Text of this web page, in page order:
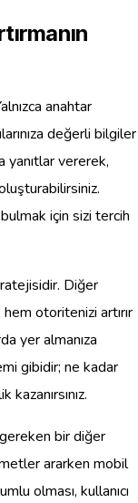
anahtar
değerli bilgiler
yanıtlar vererek,
bulmak için sizi tercih
Diğer
otoritenizi artırır
yer almanıza
gibidir; ne kadar
bir diğer
ararken mobil
olması, kullanıcı